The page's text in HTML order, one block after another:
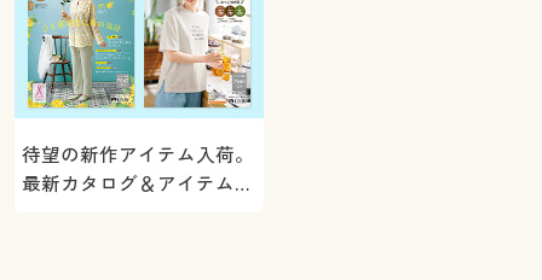
待望の新作アイテム入荷。
最新カタログ＆アイテムを